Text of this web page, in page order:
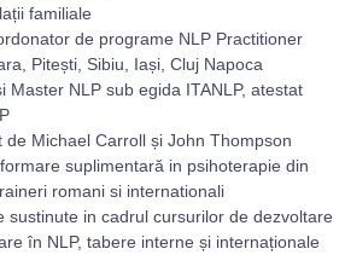
familiale
de programe NLP Practitioner
Pitești, Sibiu, Iași, Cluj Napoca
Master NLP sub egida ITANLP, atestat
de Michael Carroll și John Thompson
suplimentară in psihoterapie din
romani si internationali
sustinute in cadrul cursurilor de dezvoltare
în NLP, tabere interne și internaționale